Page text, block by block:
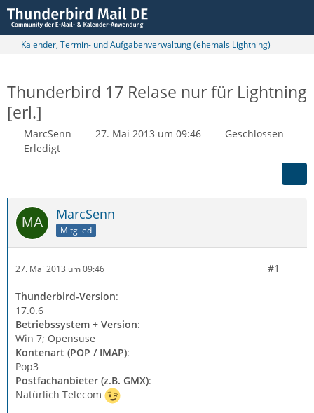
Kalender, Termin- und Aufgabenverwaltung (ehemals Lightning)
Thunderbird 17 Relase nur für Lightning
[erl.]
MarcSenn 27. Mai 2013 um 09:46
Geschlossen
Erledigt
MarcSenn
Mitglied
27. Mai 2013 um 09:46 #1
Thunderbird-Version:
17.0.6
Betriebssystem + Version:
Win 7; Opensuse
Kontenart (POP / IMAP):
Pop3
Postfachanbieter (z.B. GMX):
Natürlich Telecom